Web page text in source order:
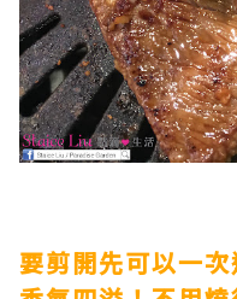
要剪開先可以一